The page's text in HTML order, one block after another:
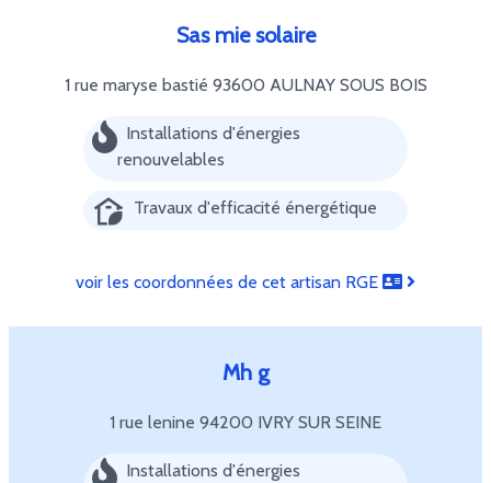
Sas mie solaire
1 rue maryse bastié 93600 AULNAY SOUS BOIS
Installations d'énergies
renouvelables
Travaux d'efficacité énergétique
voir les coordonnées de cet artisan RGE
Mh g
1 rue lenine 94200 IVRY SUR SEINE
Installations d'énergies